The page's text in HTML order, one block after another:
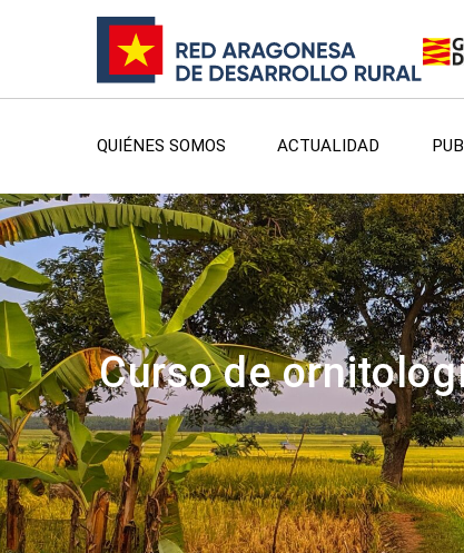
QUIÉNES SOMOS ACTUALIDAD
Curso de